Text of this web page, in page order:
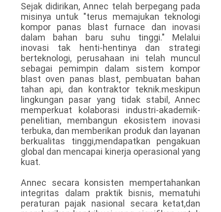
Sejak didirikan, Annec telah berpegang pada
misinya untuk "terus memajukan teknologi
kompor panas blast furnace dan inovasi
dalam bahan baru suhu tinggi." Melalui
inovasi tak henti-hentinya dan strategi
berteknologi, perusahaan ini telah muncul
sebagai pemimpin dalam sistem kompor
blast oven panas blast, pembuatan bahan
tahan api, dan kontraktor teknik.meskipun
lingkungan pasar yang tidak stabil, Annec
memperkuat kolaborasi industri-akademik-
penelitian, membangun ekosistem inovasi
terbuka, dan memberikan produk dan layanan
berkualitas tinggi,mendapatkan pengakuan
global dan mencapai kinerja operasional yang
kuat.
Annec secara konsisten mempertahankan
integritas dalam praktik bisnis, mematuhi
peraturan pajak nasional secara ketat,dan